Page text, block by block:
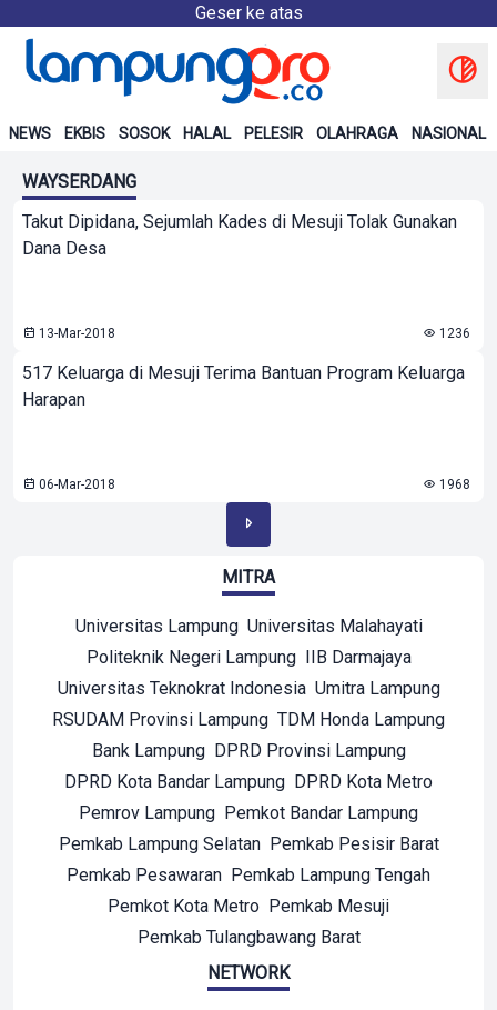
Geser ke atas
NEWS EKBIS SOSOK HALAL PELESIR OLAHRAGA NASIONAL
WAYSERDANG
Takut Dipidana, Sejumlah Kades di Mesuji Tolak Gunakan
Dana Desa
13-Mar-2018 1236
517 Keluarga di Mesuji Terima Bantuan Program Keluarga
Harapan
06-Mar-2018 1968
MITRA
Universitas Lampung Universitas Malahayati
Politeknik Negeri Lampung IIB Darmajaya
Universitas Teknokrat Indonesia Umitra Lampung
RSUDAM Provinsi Lampung TDM Honda Lampung
Bank Lampung DPRD Provinsi Lampung
DPRD Kota Bandar Lampung DPRD Kota Metro
Pemrov Lampung Pemkot Bandar Lampung
Pemkab Lampung Selatan Pemkab Pesisir Barat
Pemkab Pesawaran Pemkab Lampung Tengah
Pemkot Kota Metro Pemkab Mesuji
Pemkab Tulangbawang Barat
NETWORK